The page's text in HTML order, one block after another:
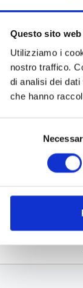
Questo sito
Utilizziamo i
nostro traffico.
di analisi dei
che hanno
da esterno via